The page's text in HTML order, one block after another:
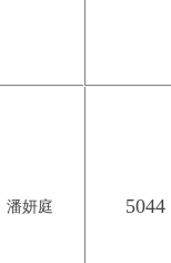
潘妍庭 5044